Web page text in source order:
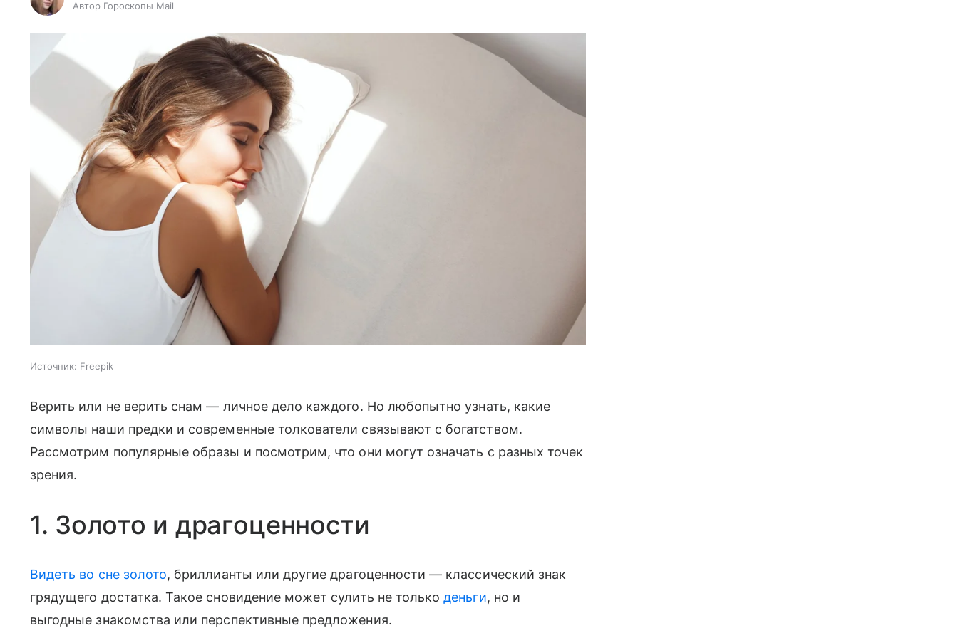
Автор Гороскопы Mail
Источник: Freepik
Верить или не верить снам — личное дело каждого. Но любопытно узнать, какие
символы наши предки и современные толкователи связывают с богатством.
Рассмотрим популярные образы и посмотрим, что они могут означать с разных точек
зрения.
1. Золото и драгоценности
Видеть во сне золото, бриллианты или другие драгоценности — классический знак
грядущего достатка. Такое сновидение может сулить не толькоденьги, но и
выгодные знакомства или перспективные предложения.